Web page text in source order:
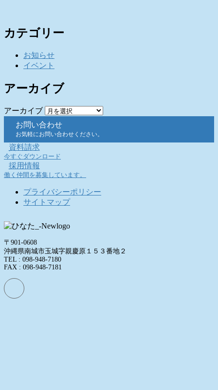
カテゴリー
お知らせ
イベント
アーカイブ
アーカイブ
お問い合わせ
お気軽にお問い合わせください。
資料請求
今すぐダウンロード
採用情報
働く仲間を募集しています。
プライバシーポリシー
サイトマップ
〒901-0608
沖縄県南城市玉城字親慶原１５３番地２
TEL : 098-948-7180
FAX : 098-948-7181